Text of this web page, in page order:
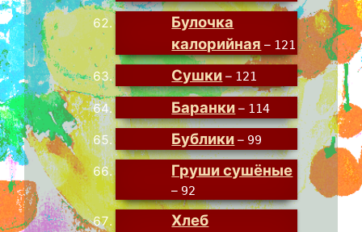
Булочка
калорийная – 121
Сушки – 121
Баранки – 114
Бублики – 99
Груши сушёные
– 92
Хлеб